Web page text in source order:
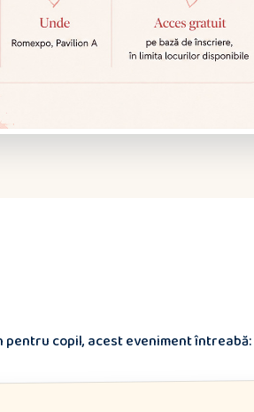
copil, acest eveniment întreabă: